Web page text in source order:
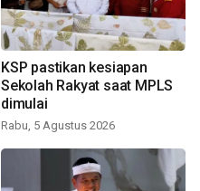
KSP pastikan kesiapan
Sekolah Rakyat saat MPLS
dimulai
Rabu, 5 Agustus 2026